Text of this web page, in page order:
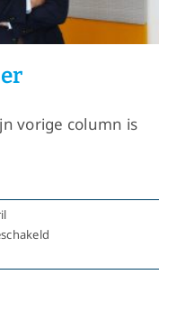
vorige column is
de